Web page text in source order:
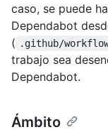
caso, se puede
Dependabot
( .github/
trabajo sea
Dependabot.
Ámbito